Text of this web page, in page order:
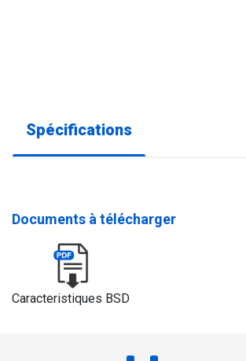
Spécifications
Documents à télécharger
Caracteristiques BSD